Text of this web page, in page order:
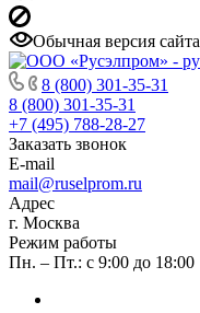
Обычная версия сайта
8 (800) 301-35-31
8 (800) 301-35-31
+7 (495) 788-28-27
Заказать звонок
E-mail
mail@ruselprom.ru
Адрес
г. Москва
Режим работы
Пн. – Пт.: с 9:00 до 18:00